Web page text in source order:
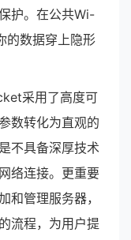
护。在公共Wi-
的数据穿上隐形
采用了高度可
数转化为直观的
不具备深厚技术
络连接。更重要
和管理服务器，
流程，为用户提